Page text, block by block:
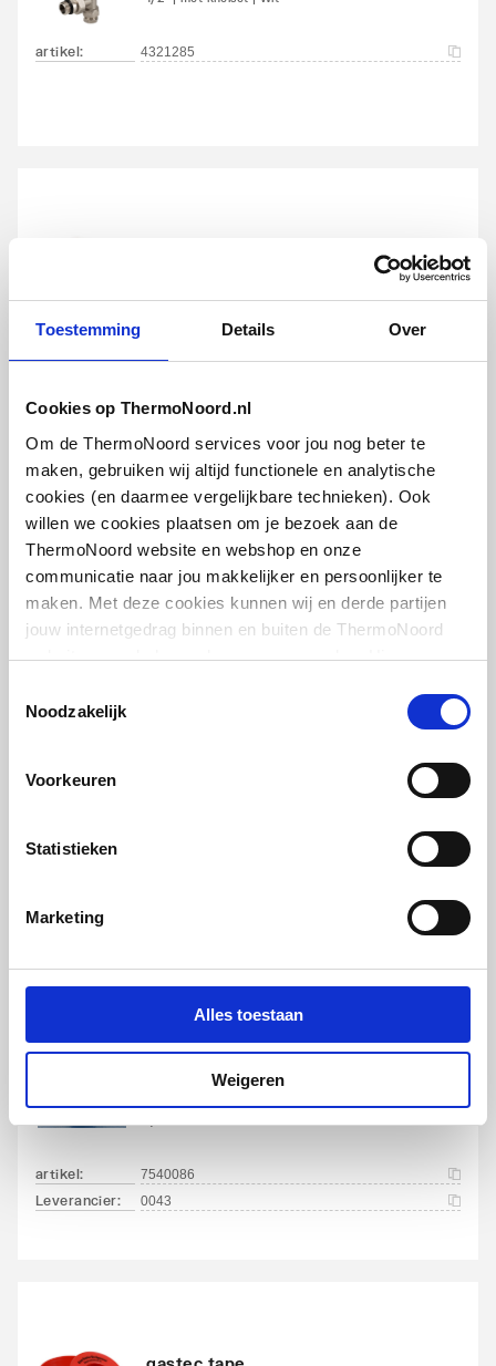
Toestemming Details Over
Cookies op ThermoNoord.nl
Om de ThermoNoord services voor jou nog beter te
maken, gebruiken wij altijd functionele en analytische
cookies (en daarmee vergelijkbare technieken). Ook
willen we cookies plaatsen om je bezoek aan de
ThermoNoord website en webshop en onze
communicatie naar jou makkelijker en persoonlijker te
maken. Met deze cookies kunnen wij en derde partijen
jouw internetgedrag binnen en buiten de ThermoNoord
website en webshop volgen en verzamelen. Hiermee
communicatie aan jouw interesses aan. We slaan je
Noodzakelijk
Voorkeuren
Statistieken
Marketing
Alles toestaan
Weigeren
bevestigingsmateriaal
artikel: 4321285
artikel:
Cosmo voetventiel haaks
1/2"
artikel 7460385
Demeta radiator aftapper
artikel: 7540086
Leverancier: 0043